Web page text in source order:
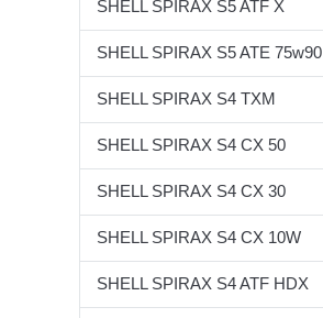
SHELL SPIRAX S5 ATF X
SHELL SPIRAX S5 ATE 75w90
SHELL SPIRAX S4 TXM
SHELL SPIRAX S4 CX 50
SHELL SPIRAX S4 CX 30
SHELL SPIRAX S4 CX 10W
SHELL SPIRAX S4 ATF HDX